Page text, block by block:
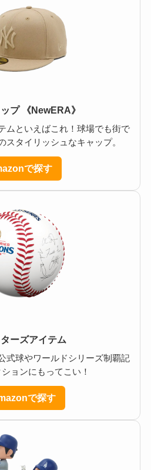
プ 《NewERA》
ムといえばこれ！球場でも街で
スタイリッシュなキャップ。
で探す
ーズアイテム
式球やワールドシリーズ制覇記
ョンにもってこい！
で探す